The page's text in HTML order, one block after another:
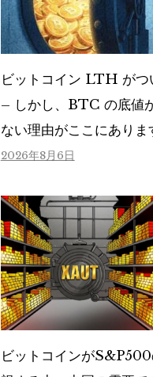
ビットコイン LTH がつ
– しかし、BTC の底値
ない理由がここにありま
2026年8月6日
ビットコインが